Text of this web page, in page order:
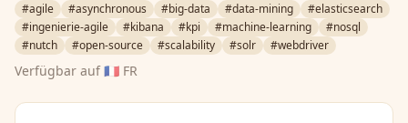
#agile
#asynchronous #big-data #data-mining
#elasticsearch
#ingenierie-agile
#kibana #kpi #machine-learning
#nosql
#nutch
#open-source #scalability #solr #webdriver
Verfügbar auf🇫🇷 FR